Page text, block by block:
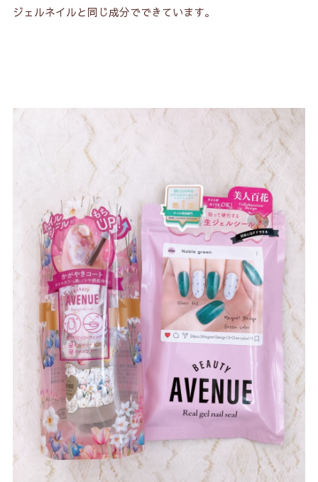
ジェルネイルと同じ成分でできています。